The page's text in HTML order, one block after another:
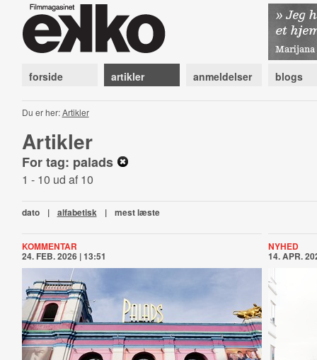
forside artikler anmeldelser blogs
Du er her:Artikler
Artikler
For tag: palads
1 - 10 ud af 10
dato | alfabetisk | mest læste
KOMMENTAR
24. FEB. 2026 | 13:51
NYHED
14. APR.